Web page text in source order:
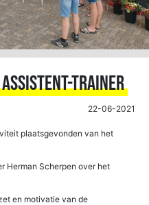
assistent-trainer
22-06-2021
plaatsgevonden van het
Herman Scherpen over het
en motivatie van de